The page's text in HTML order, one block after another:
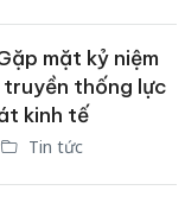
mặt kỷ niệm
truyền thống lực
kinh tế
Tin tức